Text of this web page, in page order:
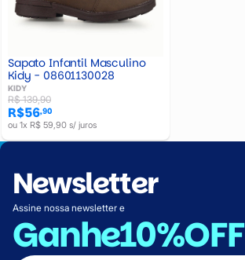
Sapato Infantil Masculino
Kidy - 08601130028
KIDY
R$ 139,90
R$56,90
ou 1x R$ 59,90 s/ juros
Newsletter
Assine nossa newsletter e
Ganhe10%OFF